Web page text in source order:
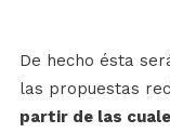
De hecho ésta
las propuestas
partir de las